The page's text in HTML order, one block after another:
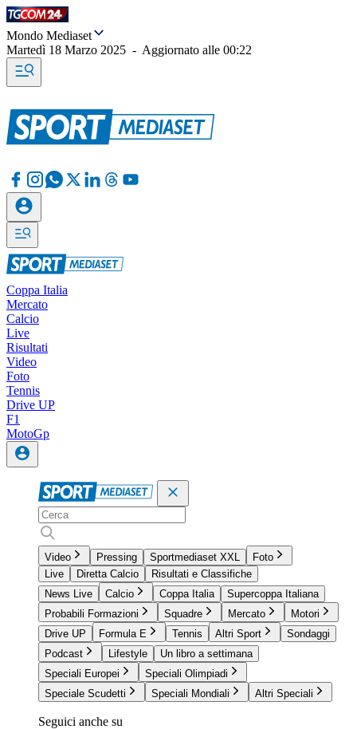
Mondo Mediaset
Martedì 18 Marzo 2025 - Aggiornato alle 00:22
Coppa Italia
Mercato
Calcio
Live
Risultati
Video
Foto
Tennis
Drive UP
F1
MotoGp
Video Pressing Sportmediaset XXL
Foto
Live
Diretta Calcio
Risultati e Classifiche
News Live
Calcio Coppa Italia
Supercoppa Italiana
Probabili Formazioni
Squadre Mercato
Motori
Drive UP
Formula E Tennis Altri Sport
Sondaggi
Podcast
Lifestyle
Un libro a settimana
Speciali Europei
Speciali Olimpiadi
Speciale Scudetti
Speciali Mondiali Altri Speciali
Seguici anche su